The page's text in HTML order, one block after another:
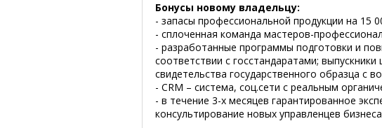
Бонусы новому владельцу:
- запасы профессиональной продукции на 15
- сплоченная команда мастеров-
- разработанные программы подготовки и
соответствии с госстандаратами;
свидетельства государственного образца с
- CRM – система, соц.сети с реальным
- в течение 3-х месяцев гарантированное
консультирование новых управленцев